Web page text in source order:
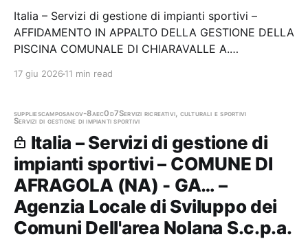
Italia – Servizi di gestione di impianti sportivi –
AFFIDAMENTO IN APPALTO DELLA GESTIONE DELLA
PISCINA COMUNALE DI CHIARAVALLE A.
Stazione appaltante: C.u.c. Costituita Tra i Comuni di
Monte San Vito e…
17 giu 2026 11 min read
suppliescamposanov-8aec0d7Servizi ricreativi, culturali e sportivi
Servizi di gestione di impianti sportivi
Italia – Servizi di gestione di
impianti sportivi – COMUNE DI
AFRAGOLA (NA) - GA… –
Agenzia Locale di Sviluppo dei
Comuni Dell'area Nolana S.c.p.a.